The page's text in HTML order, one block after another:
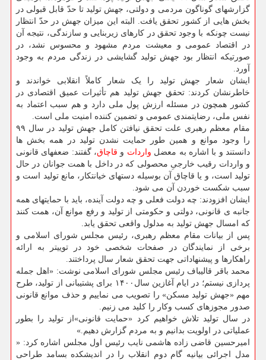
گزارشهای گوناگون مردمی و دولتی، جهش تولید تا حدّ قابل قبولی در
بخش هایی از کشور تحقق یافت. البته این میزان جهش در حدّ انتظار
نیست چونکه با وجود تحقق در کارهای زیربنایی و سازندگی، نتیجه آن
در اقتصاد عمومی و معیشت مردم مشهود و محسوس نشد، در
صورتیکه انتظار بود جهش تولید گشایشی در زندگی مردم به وجود
آورد.
ایشان شعار جهش تولید را یک شعار کاملاً انقلابی خواندند و
خاطرنشان کردند: تحقق جهش تولید هم تأثیرات عمیق اقتصادی در
کشور همچون در مسئله ارزش پول ملی دارد و هم سبب اعتماد به
نفس ملی، رضایتمندی عمومی و تضمین کننده امنیت ملی است.
مقام معظم رهبری علت تحقق نیافتن کامل جهش تولید در سال ۹۹
را وجود موانع و همین طور حمایت نشدن تولید در همه بخش ها
دانستند و با اشاره به معضل واردات و قاچاق، گفتند: ضعفهای قانونی
و واردات رقیب خارجیِ محصولی که در داخل با همت جوانان در حال
تولید است، و یا قاچاق آن بوسیله دستهای خیانتکار، مانع تولید است و
سبب شکست خوردن آن می شود.
ایشان افزودند: چه دولت فعلی و چه دولت آینده، باید با حمایتهای همه
جانبه ی قانونی، دولتی و حکومتی از تولید و رفع موانع آن، همت کنند
که امسال جهش تولید به مدلول واقعی تحقق یابد.
پس از بیانات مقام معظم رهبری، رئیس مجلس شورای اسلامی و
برخی از نمایندگان در صفحات شخصی خود در توییتر به ارائه
راهکارها و پیشنهاداتی جهت تحقق شعار سال پرداختند.
محمد باقر قالیباف رئیس مجلس شورای اسلامی نوشت: «‏اهل جمله
پردازی نیستم؛ در ایام آغازین سال۱۴۰۰ برای پشتیبانی از تولید، طرح
مهم «جهش تولید مسکن» را تصویب می نماییم و حذف موانع قانونی
صدور مجوزهای کسب وکار را کلید می زنیم.
در ‎سال تولید تلاش خواهیم کرد «حمایت قانونی»از تولید را بطور
عملیاتی در اولویت بدانیم و به مردم گزارش دهیم.»
امیرحسین قاضی زاده هاشمی نایب رئیس اول مجلس اشاره کرد: «
مدل اجرائی بیانیه گام دوم انقلاب را در اندیشکده بسامد طراحی